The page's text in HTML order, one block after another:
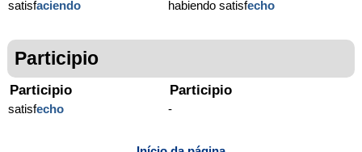
satisfaciendo habiendo satisfecho
Participio
Participio
satisfecho
Participio
-